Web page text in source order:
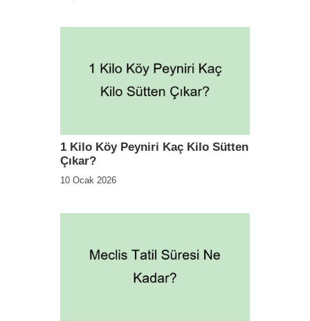
1 Kilo Köy Peyniri Kaç Kilo Sütten
Çıkar?
10 Ocak 2026